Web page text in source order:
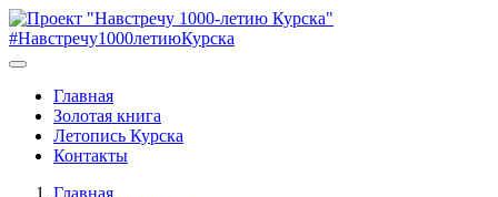
#Навстречу1000летиюКурска
Главная
Золотая книга
Летопись Курска
Контакты
Главная